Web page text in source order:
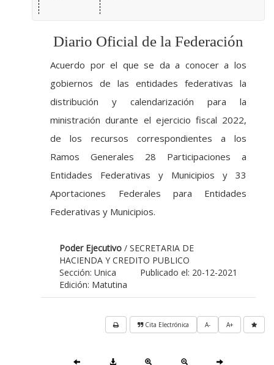
Diario Oficial de la Federación
Acuerdo por el que se da a conocer a los
gobiernos de las entidades federativas la
distribución y calendarización para la
ministración durante el ejercicio fiscal 2022,
de los recursos correspondientes a los
Ramos Generales 28 Participaciones a
Entidades Federativas y Municipios y 33
Aportaciones Federales para Entidades
Federativas y Municipios.
Poder Ejecutivo / SECRETARIA DE
HACIENDA Y CREDITO PUBLICO
Publicado el: 20-12-2021
Sección: Unica
Edición: Matutina
A+
A-
Cita Electrónica